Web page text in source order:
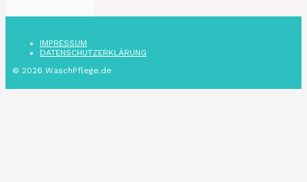
IMPRESSUM
DATENSCHUTZ­ERKLÄRUNG
© 2026 WaschPflege.de